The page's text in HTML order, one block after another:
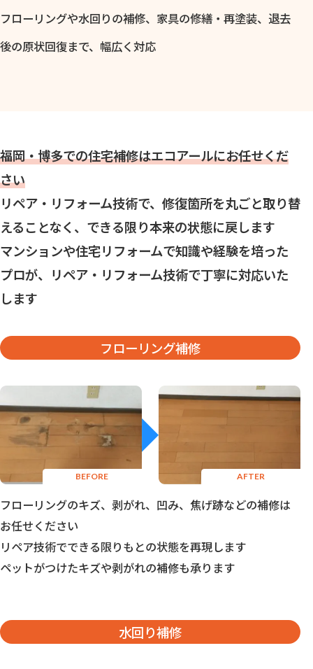
フローリングや水回りの補修、家具の修繕・再塗装、退去
後の原状回復まで、幅広く対応
福岡・博多での住宅補修はエコアールにお任せくだ
さい
リペア・リフォーム技術で、修復箇所を丸ごと取り替
えることなく、できる限り本来の状態に戻します
マンションや住宅リフォームで知識や経験を培った
プロが、リペア・リフォーム技術で丁寧に対応いた
します
フローリング補修
フローリングのキズ、剥がれ、凹み、焦げ跡などの補修は
お任せください
リペア技術でできる限りもとの状態を再現します
ペットがつけたキズや剥がれの補修も承ります
水回り補修